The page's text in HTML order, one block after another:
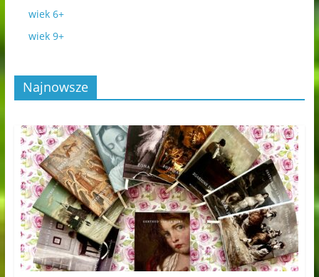
wiek 6+
wiek 9+
Najnowsze